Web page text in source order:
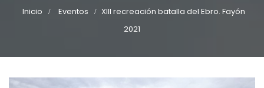
Inicio Eventos
XIII recreación batalla del Ebro. Fayón
2021